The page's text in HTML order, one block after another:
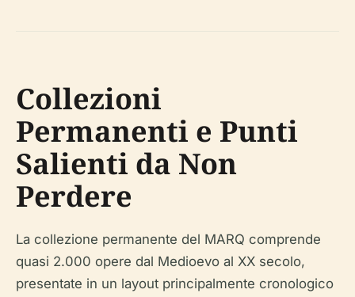
Collezioni
Permanenti e Punti
Salienti da Non
Perdere
La collezione permanente del MARQ comprende
quasi 2.000 opere dal Medioevo al XX secolo,
presentate in un layout principalmente cronologico